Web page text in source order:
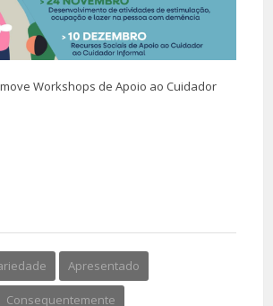
Workshops de Apoio ao Cuidador
Apresentado
Consequentemente